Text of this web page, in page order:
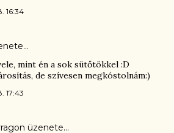
16:34
mint én a sok sütőtökkel :D
de szívesen megkóstolnám:)
17:43
üzenete…